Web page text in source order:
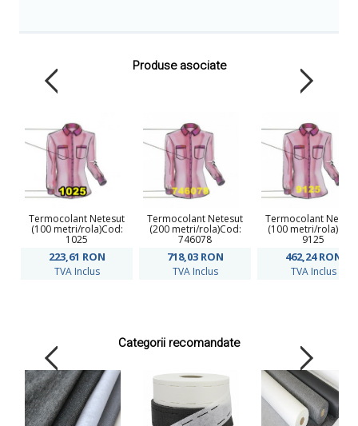
Produse asociate
Termocolant Netesut
(100 metri/rola)Cod:
1025
223,61 RON
TVA Inclus
Termocolant Netesut
(200 metri/rola)Cod:
746078
718,03 RON
TVA Inclus
Termocolant
(100 metri/
9125
462,24RON
TVA Inclus
Categorii recomandate